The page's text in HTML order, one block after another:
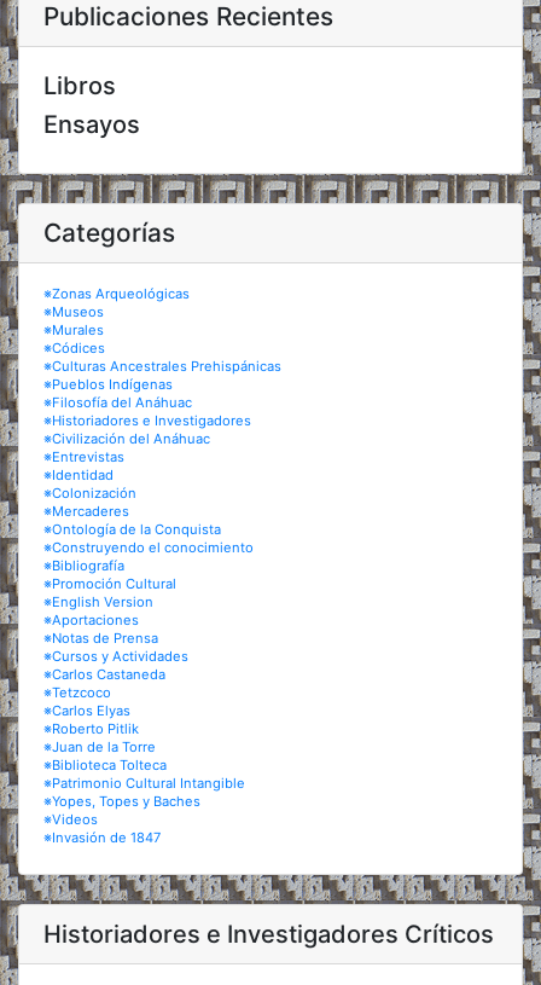
Publicaciones Recientes
Libros
Ensayos
Categorías
※Zonas Arqueológicas
※Museos
※Murales
※Códices
※Culturas Ancestrales Prehispánicas
※Pueblos Indígenas
※Filosofía del Anáhuac
※Historiadores e Investigadores
※Civilización del Anáhuac
※Entrevistas
※Identidad
※Colonización
※Mercaderes
※Ontología de la Conquista
※Construyendo el conocimiento
※Bibliografía
※Promoción Cultural
※English Version
※Aportaciones
※Notas de Prensa
※Cursos y Actividades
※Carlos Castaneda
※Tetzcoco
※Carlos Elyas
※Roberto Pitlik
※Juan de la Torre
※Biblioteca Tolteca
※Patrimonio Cultural Intangible
※Yopes, Topes y Baches
※Videos
※Invasión de 1847
Historiadores e Investigadores Críticos